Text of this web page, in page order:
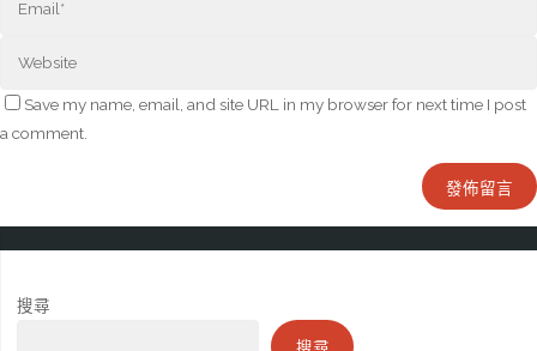
Save my name, email, and site URL in my browser for next time I post
a comment.
搜尋